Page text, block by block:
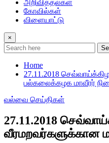
அறிவித்தல்கள்
கோவில்கள்
விளையாட்டு
×
Home
27.11.2018
பல்கலைக்கழக மாவீரர்
வல்வை செய்திகள்
27.11.2018
வீரமறவர்களுக்கான